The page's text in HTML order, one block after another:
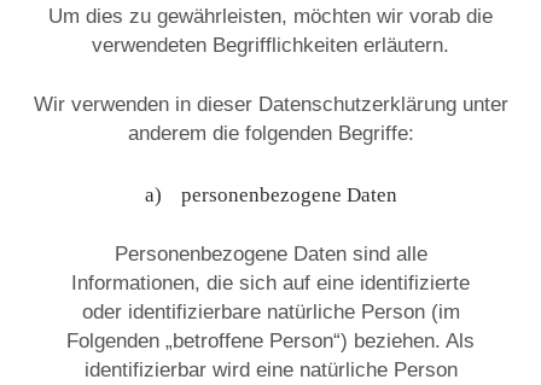
Um dies zu gewährleisten, möchten wir vorab die
verwendeten Begrifflichkeiten erläutern.
Wir verwenden in dieser Datenschutzerklärung unter
anderem die folgenden Begriffe:
a) personenbezogene Daten
Personenbezogene Daten sind alle
Informationen, die sich auf eine identifizierte
oder identifizierbare natürliche Person (im
Folgenden „betroffene Person“) beziehen. Als
identifizierbar wird eine natürliche Person